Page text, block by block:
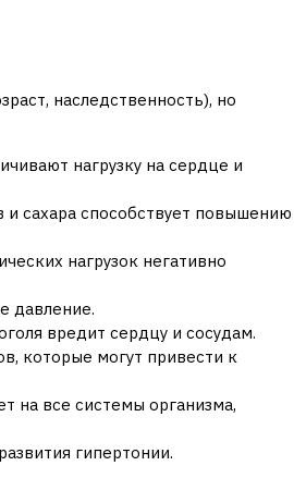
наследственность), но
нагрузку на сердце и
сахара способствует повышению
нагрузок негативно
давление.
вредит сердцу и сосудам.
которые могут привести к
на все системы организма,
гипертонии.